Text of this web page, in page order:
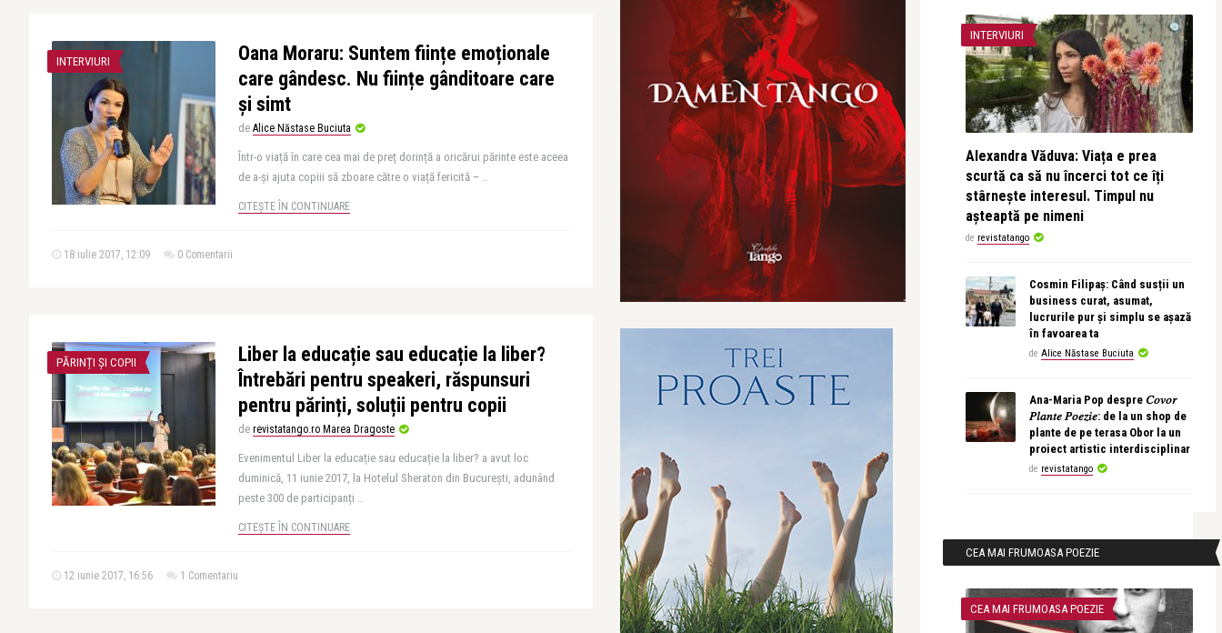
INTERVIURI
Oana Moraru: Suntem ființe emoționale
care gândesc. Nu ființe gânditoare care
și simt
de Alice Năstase Buciuta
Într-o viață în care cea mai de preț dorință a oricărui părinte este aceea
de a-și ajuta copiii să zboare către o viață fericită – ..
CITEȘTE ÎN CONTINUARE
18 iulie 2017, 12:09 0 Comentarii
PĂRINȚI ȘI COPII
Liber la educație sau educație la liber?
Întrebări pentru speakeri, răspunsuri
pentru părinți, soluții pentru copii
de revistatango.ro Marea Dragoste
Evenimentul Liber la educație sau educație la liber? a avut loc
duminică, 11 iunie 2017, la Hotelul Sheraton din București, adunând
peste 300 de participanți ..
CITEȘTE ÎN CONTINUARE
12 iunie 2017, 16:56 1 Comentariu
INTERVIURI
Alexandra Văduva: Viața e prea
scurtă ca să nu încerci tot ce îți
stârnește interesul. Timpul nu
așteaptă pe nimeni
de revistatango
Cosmin Filipaș: Când susții un
business curat, asumat,
lucrurile pur și simplu se așază
în favoarea ta
de Alice Năstase Buciuta
Ana-Maria Pop despre 𝐶𝑜𝑣𝑜𝑟
𝑃𝑙𝑎𝑛𝑡𝑒 𝑃𝑜𝑒𝑧𝑖𝑒: de la un shop de
plante de pe terasa Obor la un
proiect artistic interdisciplinar
de revistatango
CEA MAI FRUMOASA POEZIE
CEA MAI FRUMOASA POEZIE